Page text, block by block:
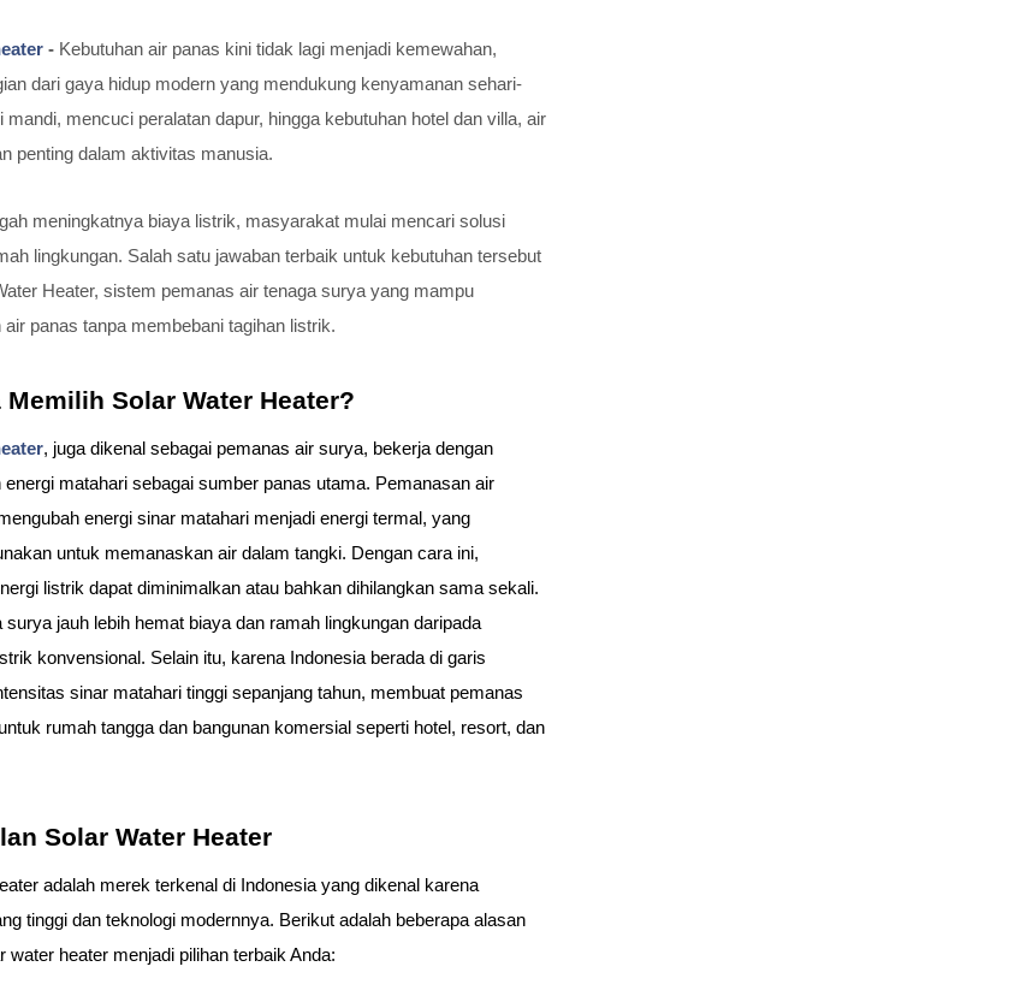
- Kebutuhan air panas kini tidak lagi menjadi kemewahan,
dari gaya hidup modern yang mendukung kenyamanan sehari-
mandi, mencuci peralatan dapur, hingga kebutuhan hotel dan villa, air
penting dalam aktivitas manusia.
meningkatnya biaya listrik, masyarakat mulai mencari solusi
lingkungan. Salah satu jawaban terbaik untuk kebutuhan tersebut
Heater, sistem pemanas air tenaga surya yang mampu
air panas tanpa membebani tagihan listrik.
Memilih Solar Water Heater?
, juga dikenal sebagai pemanas air surya, bekerja dengan
energi matahari sebagai sumber panas utama. Pemanasan air
energi sinar matahari menjadi energi termal, yang
untuk memanaskan air dalam tangki. Dengan cara ini,
listrik dapat diminimalkan atau bahkan dihilangkan sama sekali.
surya jauh lebih hemat biaya dan ramah lingkungan daripada
konvensional. Selain itu, karena Indonesia berada di garis
sinar matahari tinggi sepanjang tahun, membuat pemanas
rumah tangga dan bangunan komersial seperti hotel, resort, dan
Solar Water Heater
adalah merek terkenal di Indonesia yang dikenal karena
tinggi dan teknologi modernnya. Berikut adalah beberapa alasan
water heater menjadi pilihan terbaik Anda: